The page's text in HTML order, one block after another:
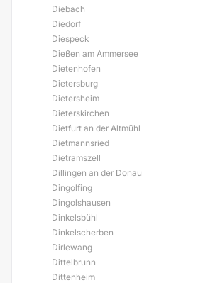
Diebach
Diedorf
Diespeck
Dießen am Ammersee
Dietenhofen
Dietersburg
Dietersheim
Dieterskirchen
Dietfurt an der Altmühl
Dietmannsried
Dietramszell
Dillingen an der Donau
Dingolfing
Dingolshausen
Dinkelsbühl
Dinkelscherben
Dirlewang
Dittelbrunn
Dittenheim